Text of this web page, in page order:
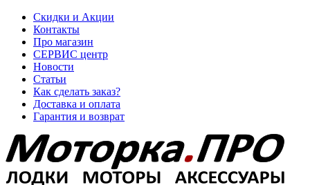
Скидки и Акции
Контакты
Про магазин
СЕРВИС центр
Новости
Статьи
Как сделать заказ?
Доставка и оплата
Гарантия и возврат